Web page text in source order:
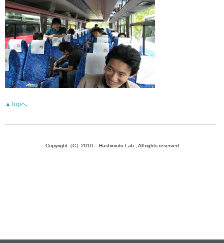
▲Topへ
Copyright（C）2010 – Hashimoto Lab., All rights reserved